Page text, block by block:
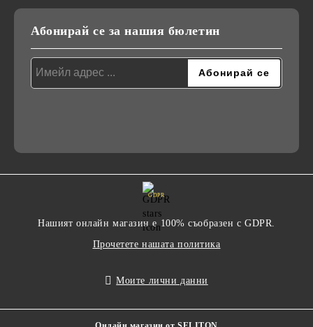
Абонирай се за нашия бюлетин
GDPR
Нашият онлайн магазин е 100% съобразен с GDPR.
Прочетете нашата политика
Моите лични данни